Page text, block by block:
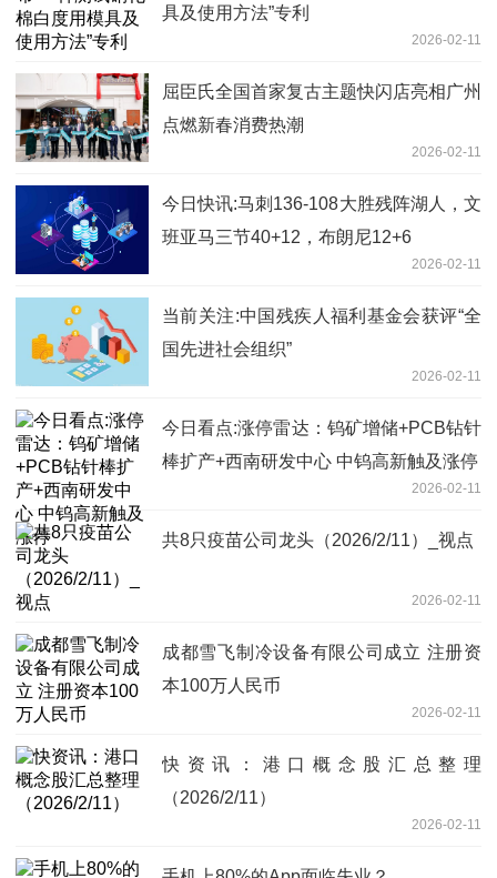
具及使用方法”专利
2026-02-11
屈臣氏全国首家复古主题快闪店亮相广州
点燃新春消费热潮
2026-02-11
今日快讯:马刺136-108大胜残阵湖人，文
班亚马三节40+12，布朗尼12+6
2026-02-11
当前关注:中国残疾人福利基金会获评“全
国先进社会组织”
2026-02-11
今日看点:涨停雷达：钨矿增储+PCB钻针
棒扩产+西南研发中心 中钨高新触及涨停
2026-02-11
共8只疫苗公司龙头（2026/2/11）_视点
2026-02-11
成都雪飞制冷设备有限公司成立 注册资
本100万人民币
2026-02-11
快资讯：港口概念股汇总整理
（2026/2/11）
2026-02-11